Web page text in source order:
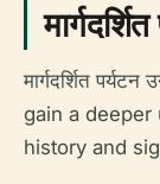
मार्गदर्शित
gain a
history and